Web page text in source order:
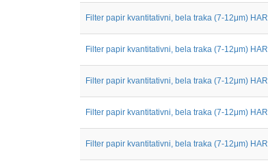
Filter papir kvantitativni, bela traka (7-12μm)
Filter papir kvantitativni, bela traka (7-12μm)
Filter papir kvantitativni, bela traka (7-12μm)
Filter papir kvantitativni, bela traka (7-12μm)
Filter papir kvantitativni, bela traka (7-12μm)